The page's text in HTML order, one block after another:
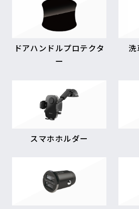
ドアハンドルプロテクタ
ー
洗
スマホホルダー